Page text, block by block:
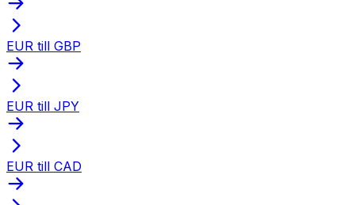
EUR till GBP
EUR till JPY
EUR till CAD